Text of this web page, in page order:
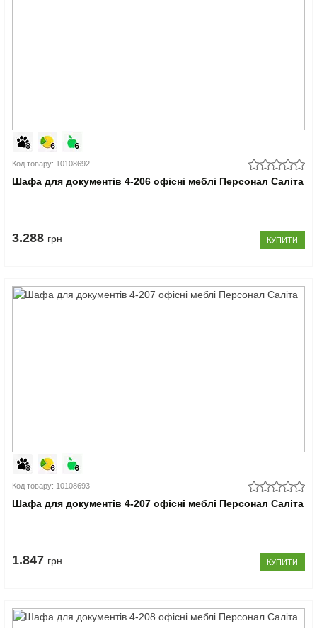
Код товару: 10108692
Шафа для документів 4-206 офісні меблі Персонал Саліта
3.288 грн КУПИТИ
Код товару: 10108693
Шафа для документів 4-207 офісні меблі Персонал Саліта
1.847 грн КУПИТИ